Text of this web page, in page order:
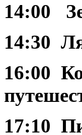
14:00
14:30
16:00
17:10